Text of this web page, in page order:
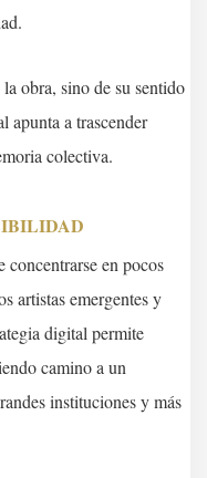
obra, sino de su sentido
apunta a trascender
colectiva.
en pocos
artistas emergentes y
digital permite
camino a un
instituciones y más